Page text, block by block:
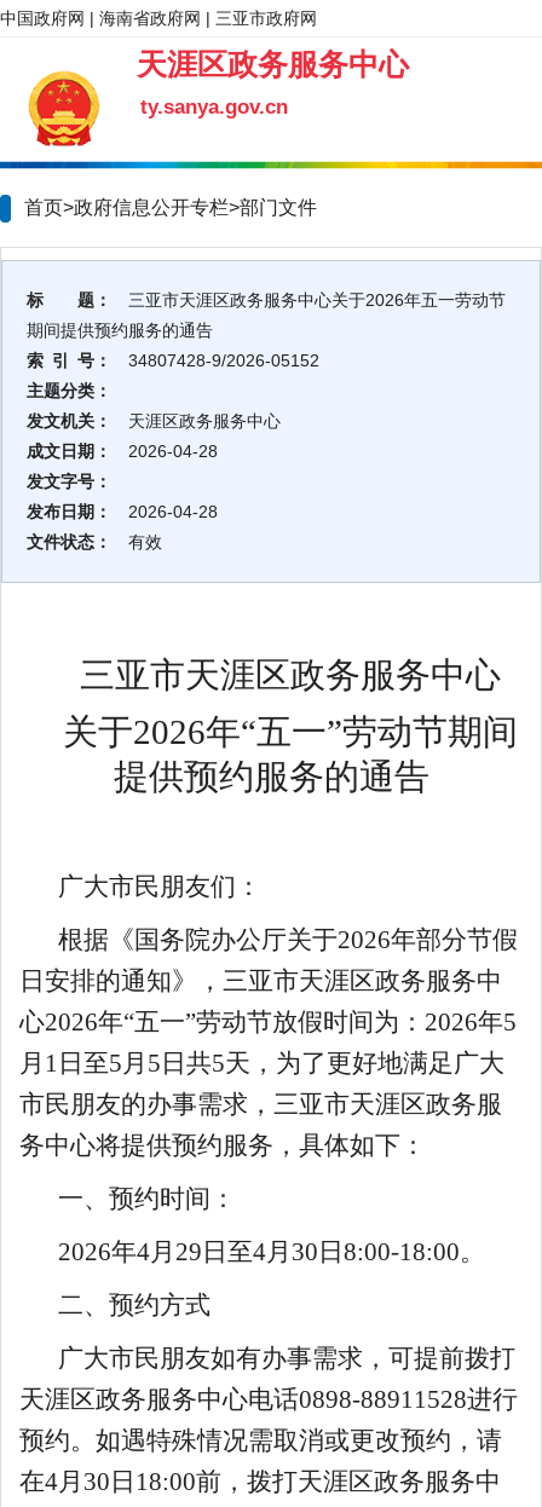
中国政府网 | 海南省政府网 | 三亚市政府网
天涯区政务服务中心
ty.sanya.gov.cn
首页>政府信息公开专栏>部门文件
标 题：
三亚市天涯区政务服务中心关于2026年五一劳动节
期间提供预约服务的通告
索 引 号：
34807428-9/2026-05152
主题分类：
发文机关：
天涯区政务服务中心
成文日期：
2026-04-28
发文字号：
发布日期：
2026-04-28
文件状态：
有效
三亚市天涯区政务服务中心
关于2026年“五一”劳动节期间
提供预约服务的通告
广大市民朋友们：
根据《国务院办公厅关于2026年部分节假
日安排的通知》，三亚市天涯区政务服务中
心2026年“五一”劳动节放假时间为： 2026年5
月 1 日至5月 5 日共5天，为了更好地满足广大
市民朋友的办事需求，三亚市天涯区政务服
务中心将提供预约服务，具体如下：
一、预约时间：
2026年4月 29 日至4月 30 日 8:00-18:00。
二、预约方式
广大市民朋友如有办事需求，可提前拨打
天涯区政务服务中心电话0898-88911528进行
预约。如遇特殊情况需取消或更改预约，请
在4月 30 日 18:00前，拨打天涯区政务服务中